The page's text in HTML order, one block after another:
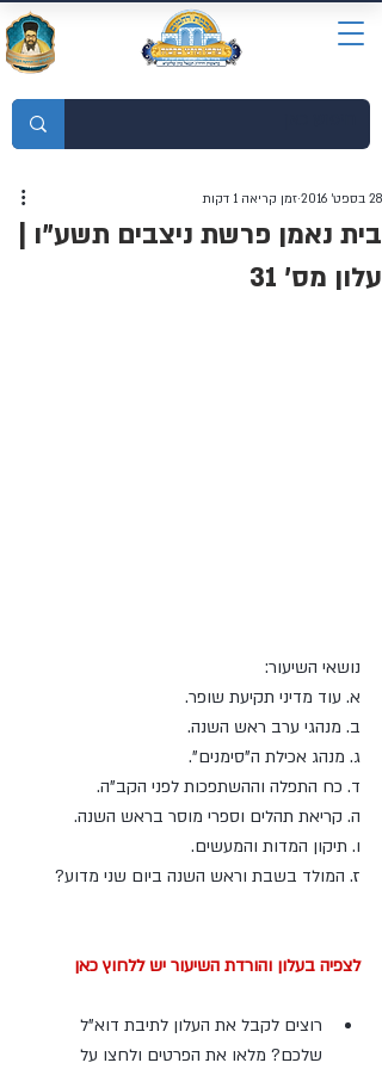
בית נאמן פרשת ניצבים תשע"ו |
עלון מס' 31
28 בספט׳ 2016 זמן קריאה 1 דקות
נושאי השיעור:
א. עוד מדיני תקיעת שופר.
ב. מנהגי ערב ראש השנה.
ג. מנהג אכילת ה"סימנים".
ד. כח התפלה וההשתפכות לפני הקב"ה.
ה. קריאת תהלים וספרי מוסר בראש השנה.
ו. תיקון המדות והמעשים.
ז. המולד בשבת וראש השנה ביום שני מדוע?
לצפיה בעלון והורדת השיעור יש ללחוץ כאן
רוצים לקבל את העלון לתיבת דוא"ל
שלכם? מלאו את הפרטים ולחצו על